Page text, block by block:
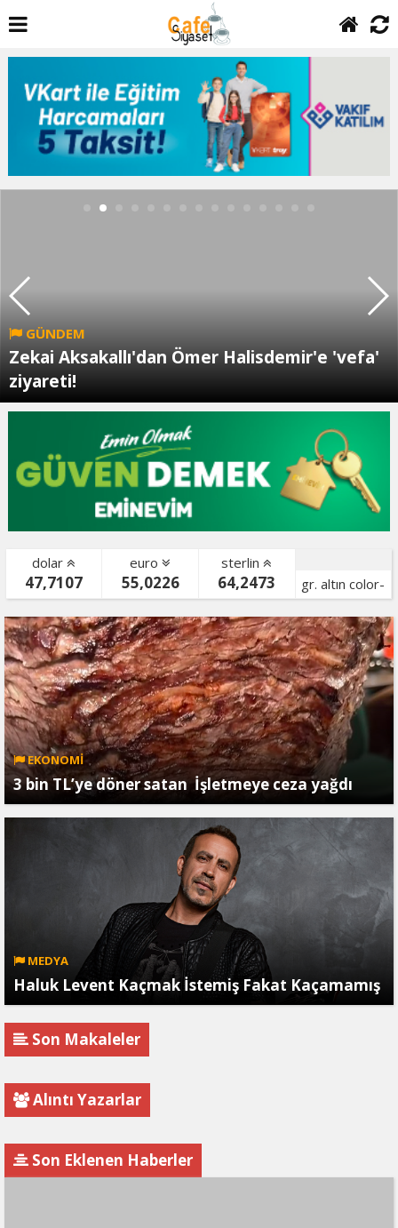
GÜNDEM
Zekai Aksakallı'dan Ömer Halisdemir'e 'vefa'
ziyareti!
dolar
47,7107
euro
55,0226
sterlin
64,2473
gr. altın color-
bist color-
EKONOMİ
3 bin TL’ye döner satan İşletmeye ceza yağdı
MEDYA
Haluk Levent Kaçmak İstemiş Fakat Kaçamamış
Son Makaleler
Alıntı Yazarlar
Son Eklenen Haberler